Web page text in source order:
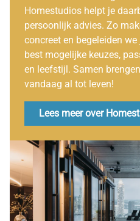
Homestudios helpt je
persoonlijk advies. Zo
concreet en begeleiden
best mogelijke keuzes,
en leefstijl. Samen
vandaag al tot leven!
Lees meer over